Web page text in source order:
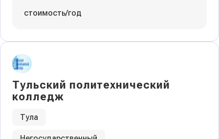
стоимость/год
Тульский политехнический
колледж
Тула